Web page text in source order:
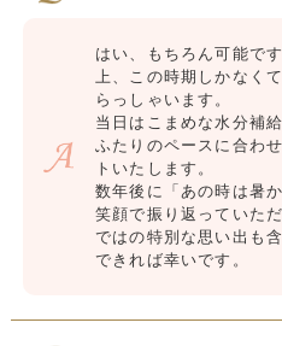
はい、もちろん可能で
上、この時期しかなく
らっしゃいます。
当日はこまめな水分補
ふたりのペースに合わ
トいたします。
数年後に「あの時は暑
笑顔で振り返っていた
ではの特別な思い出も
できれば幸いです。